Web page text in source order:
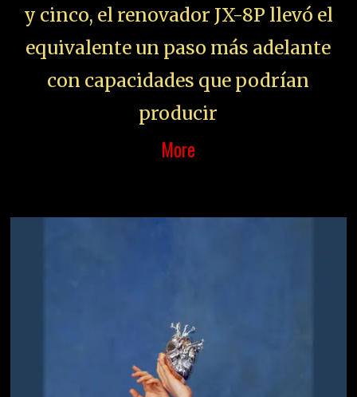
y cinco, el renovador JX-8P llevó el
equivalente un paso más adelante
con capacidades que podrían
producir
More